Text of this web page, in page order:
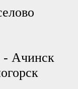
Ачинск